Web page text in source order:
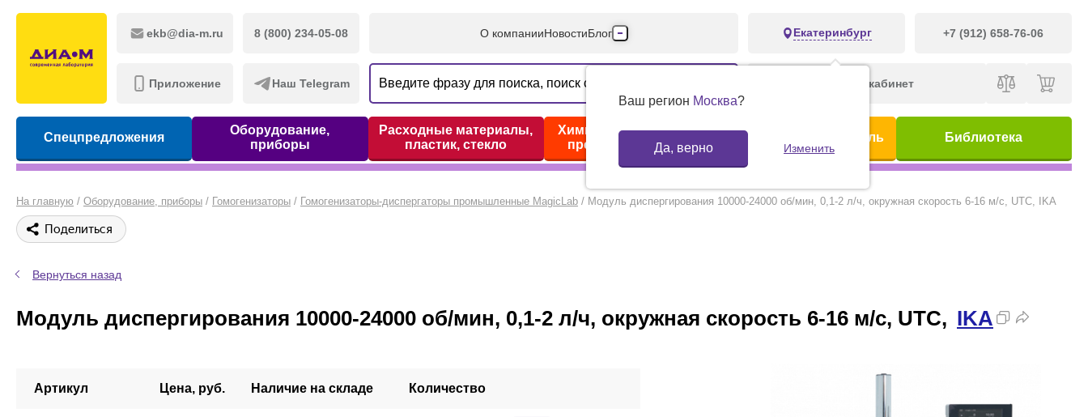
ekb@dia-m.ru 8 (800) 234-05-08
Приложение Наш Telegram
О компанииНовостиБлог
Производители
Партнеры
Контакты
Екатеринбург +7 (912) 658-76-06
Ваш регион Москва?
Да, верно Изменить
Личный кабинет
Спецпредложения
Оборудование,
приборы
Расходные материалы,
пластик, стекло
Химические реактивы,
препараты, наборы
Предметный указатель Библиотека
На главную / Оборудование, приборы / Гомогенизаторы / Гомогенизаторы-диспергаторы промышленные MagicLab / Модуль диспергирования 10000-24000 об/мин, 0,1-2 л/ч, окружная скорость 6-16 м/с, UTС, IKA
Поделиться
Вернуться назад
Модуль диспергирования 10000-24000 об/мин, 0,1-2 л/ч, окружная скорость 6-16 м/с, UTС, IKA
Артикул Цена, руб. Наличие на складе Количество